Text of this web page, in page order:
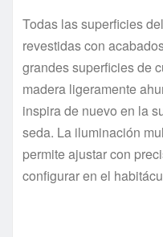
Todas las superficies
revestidas con
grandes superficies de
madera ligeramente
inspira de nuevo en la
seda. La iluminación
permite ajustar con
configurar en el